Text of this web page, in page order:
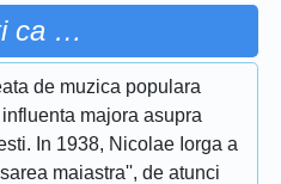
ca …
de muzica populara
majora asupra
In 1938, Nicolae Iorga a
maiastra'', de atunci